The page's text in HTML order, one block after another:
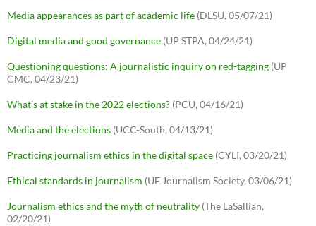
Media appearances as part of academic life (DLSU, 05/07/21)
Digital media and good governance (UP STPA, 04/24/21)
Questioning questions: A journalistic inquiry on red-tagging (UP
CMC, 04/23/21)
What's at stake in the 2022 elections? (PCU, 04/16/21)
Media and the elections (UCC-South, 04/13/21)
Practicing journalism ethics in the digital space (CYLI, 03/20/21)
Ethical standards in journalism (UE Journalism Society, 03/06/21)
Journalism ethics and the myth of neutrality (The LaSallian,
02/20/21)